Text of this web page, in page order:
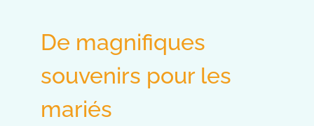
De magnifiques
souvenirs pour les
mariés